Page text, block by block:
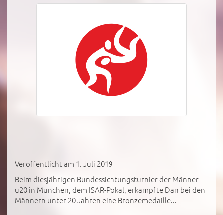
Veröffentlicht am 1. Juli 2019
Beim diesjährigen Bundessichtungsturnier der Männer
u20 in München, dem ISAR-Pokal, erkämpfte Dan bei den
Männern unter 20 Jahren eine Bronzemedaille...